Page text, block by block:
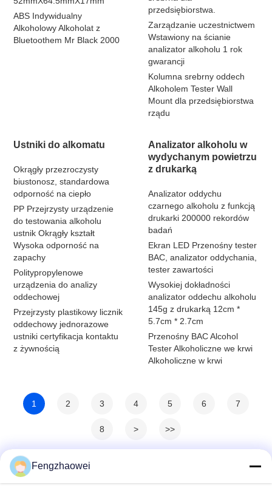
ABS Indywidualny
Alkoholowy Alkoholat z
Bluetoothem Mr Black 2000
przedsiębiorstwa.
Zarządzanie uczestnictwem
Wstawiony na ścianie
analizator alkoholu 1 rok
gwarancji
Kolumna srebrny oddech
Alkoholem Tester Wall
Mount dla przedsiębiorstwa
rządu
Ustniki do alkomatu
Okrągły przezroczysty
biustonosz, standardowa
odporność na ciepło
PP Przejrzysty urządzenie
do testowania alkoholu
ustnik Okrągły kształt
Wysoka odporność na
zapachy
Politypropylenowe
urządzenia do analizy
oddechowej
Przejrzysty plastikowy licznik
oddechowy jednorazowe
ustniki certyfikacja kontaktu
z żywnością
Analizator alkoholu w
wydychanym powietrzu
z drukarką
Analizator oddychu
czarnego alkoholu z funkcją
drukarki 200000 rekordów
badań
Ekran LED Przenośny tester
BAC, analizator oddychania,
tester zawartości
Wysokiej dokładności
analizator oddechu alkoholu
145g z drukarką 12cm *
5.7cm * 2.7cm
Przenośny BAC Alcohol
Tester Alkoholiczne we krwi
Alkoholiczne w krwi
1 2 3 4 5 6 7
8 > >>
Fengzhaowei